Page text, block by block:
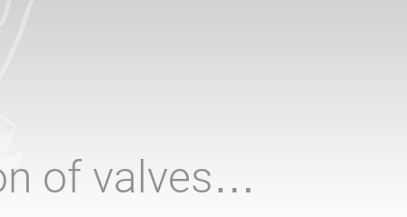
of valves…